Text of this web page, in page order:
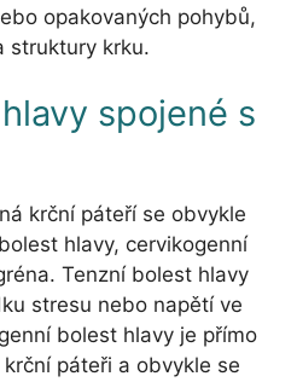
opakovaných pohybů,
struktury krku.
spojené s
krční páteří se obvykle
hlavy, cervikogenní
Tenzní bolest hlavy
stresu nebo napětí ve
bolest hlavy je přímo
páteři a obvykle se